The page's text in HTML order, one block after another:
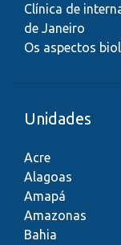
Clínica de
de Janeiro
Os aspectos
Unidades
Acre
Alagoas
Amapá
Amazonas
Bahia